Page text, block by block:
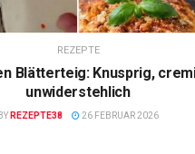
REZEPTE
Blätterteig: Knusprig,
unwiderstehlich
BY REZEPTE38 26 FEBRUAR 2026